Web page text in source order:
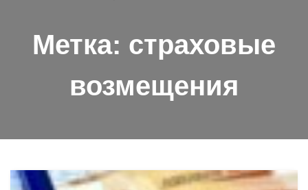
Метка: страховые
возмещения